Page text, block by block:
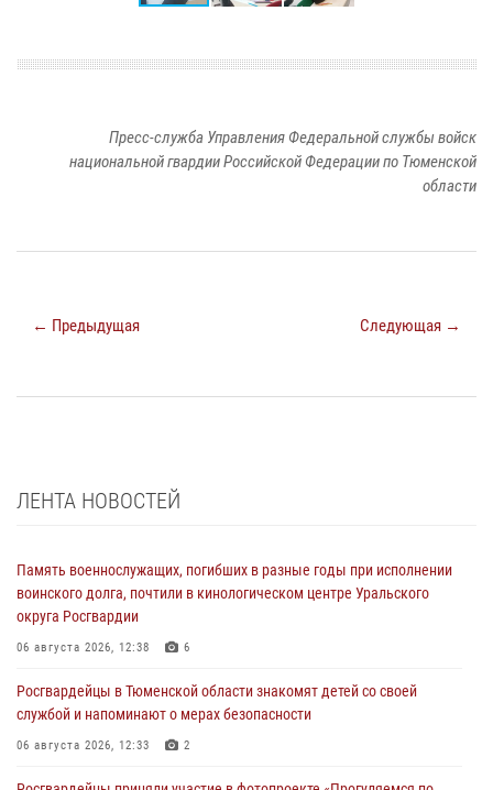
Пресс-служба Управления Федеральной службы войск
национальной гвардии Российской Федерации по Тюменской
области
← Предыдущая Следующая →
ЛЕНТА НОВОСТЕЙ
Память военнослужащих, погибших в разные годы при исполнении
воинского долга, почтили в кинологическом центре Уральского
округа Росгвардии
06 августа 2026, 12:38 6
Росгвардейцы в Тюменской области знакомят детей со своей
службой и напоминают о мерах безопасности
06 августа 2026, 12:33 2